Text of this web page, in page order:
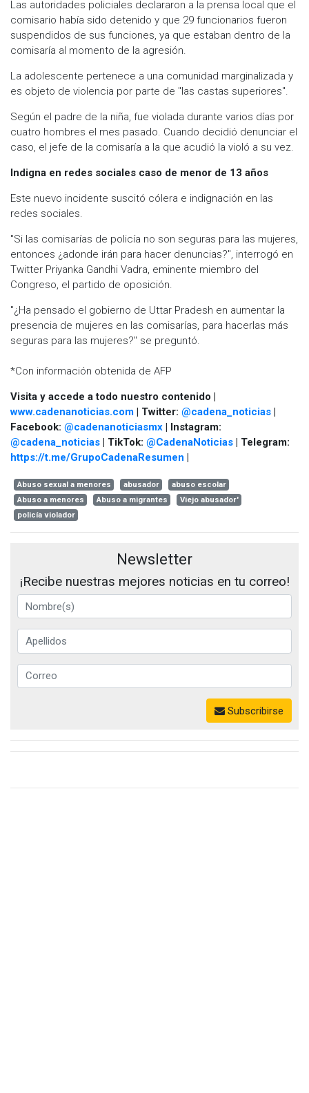
Las autoridades policiales declararon a la prensa local que el
comisario había sido detenido y que 29 funcionarios fueron
suspendidos de sus funciones, ya que estaban dentro de la
comisaría al momento de la agresión.
La adolescente pertenece a una comunidad marginalizada y
es objeto de violencia por parte de "las castas superiores".
Según el padre de la niña, fue violada durante varios días por
cuatro hombres el mes pasado. Cuando decidió denunciar el
caso, el jefe de la comisaría a la que acudió la violó a su vez.
Indigna en redes sociales caso de menor de 13 años
Este nuevo incidente suscitó cólera e indignación en las
redes sociales.
"Si las comisarías de policía no son seguras para las mujeres,
entonces ¿adonde irán para hacer denuncias?", interrogó en
Twitter Priyanka Gandhi Vadra, eminente miembro del
Congreso, el partido de oposición.
"¿Ha pensado el gobierno de Uttar Pradesh en aumentar la
presencia de mujeres en las comisarías, para hacerlas más
seguras para las mujeres?" se preguntó.
*Con información obtenida de AFP
Visita y accede a todo nuestro contenido |
www.cadenanoticias.com | Twitter: @cadena_noticias |
Facebook: @cadenanoticiasmx | Instagram:
@cadena_noticias | TikTok: @CadenaNoticias | Telegram:
https://t.me/GrupoCadenaResumen |
Abuso sexual a menores abusador
abuso escolar
Abuso a menores
Abuso a migrantes
Viejo abusador'
policía violador
Newsletter
¡Recibe nuestras mejores noticias en tu correo!
Subscribirse